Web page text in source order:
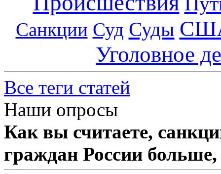
Санкции Суд Суды
Уголовное
Все теги статей
Наши опросы
Как вы считаете,
граждан России